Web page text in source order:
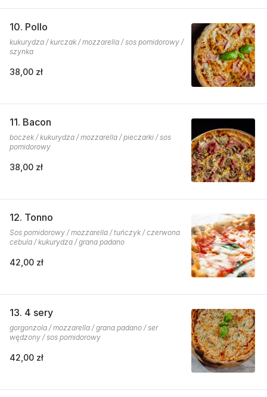
10. Pollo
kukurydza / kurczak / mozzarella / sos pomidorowy /
szynka
38,00 zł
11. Bacon
boczek / kukurydza / mozzarella / pieczarki / sos
pomidorowy
38,00 zł
12. Tonno
Sos pomidorowy / mozzarella / tuńczyk / czerwona
cebula / kukurydza / grana padano
42,00 zł
13. 4 sery
gorgonzola / mozzarella / grana padano / ser
wędzony / sos pomidorowy
42,00 zł